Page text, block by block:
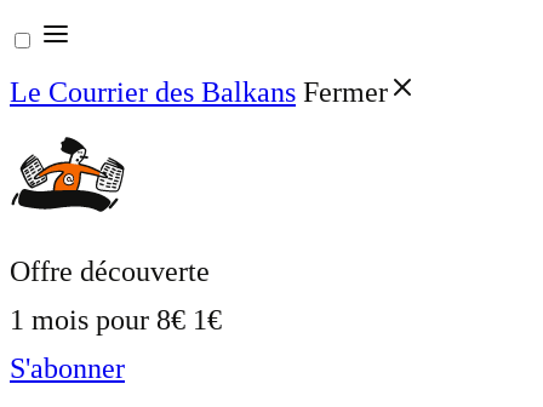
Aller
au
contenu
Le Courrier des Balkans Fermer
Offre découverte
1 mois pour 8€ 1€
S'abonner